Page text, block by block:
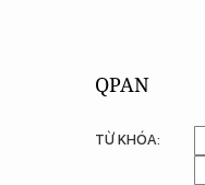
QPAN
TỪ KHÓA: